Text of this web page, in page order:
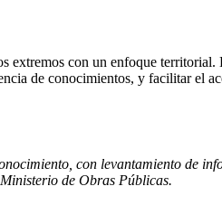
extremos con un enfoque territorial.
de conocimientos, y facilitar el
con levantamiento de
de Obras Públicas.